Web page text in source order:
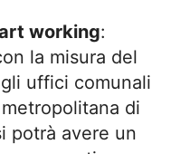
working:
la misura del
uffici comunali
di
potrà avere un